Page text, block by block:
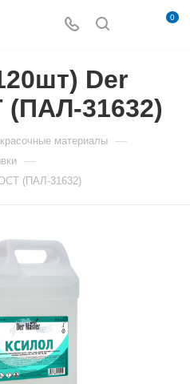
0
Der
(ПАЛ-31632)
материалы —
—
(ПАЛ-31632)